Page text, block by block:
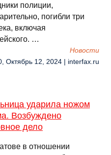
полиции,
погибли три
включая
…
Новости
Октябрь 12, 2024 | interfax.ru
ударила ножом
Возбуждено
дело
в отношении